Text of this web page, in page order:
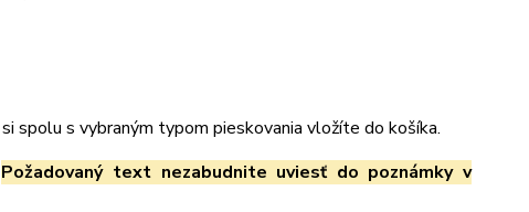
spolu s vybraným typom pieskovania vložíte do košíka.
Požadovaný text nezabudnite uviesť do poznámky v